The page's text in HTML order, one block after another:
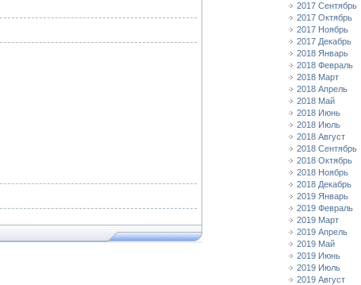
2017 Сентябрь
2017 Октябрь
2017 Ноябрь
2017 Декабрь
2018 Январь
2018 Февраль
2018 Март
2018 Апрель
2018 Май
2018 Июнь
2018 Июль
2018 Август
2018 Сентябрь
2018 Октябрь
2018 Ноябрь
2018 Декабрь
2019 Январь
2019 Февраль
2019 Март
2019 Апрель
2019 Май
2019 Июнь
2019 Июль
2019 Август